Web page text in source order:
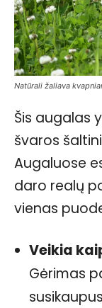
Natūrali žaliava
Šis augalas
švaros
Augaluose
daro realų
vienas
Veikia
Gėrimas